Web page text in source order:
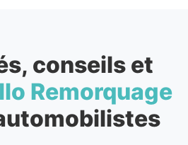
conseils et
Remorquage